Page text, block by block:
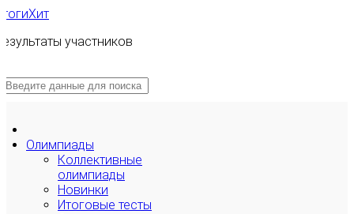
Хит
участников
Олимпиады
Коллективные
олимпиады
Новинки
Итоговые тесты